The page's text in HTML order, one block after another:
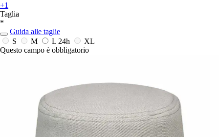
+1
Taglia
*
Guida alle taglie
S
M L 24h
XL
Questo campo è obbligatorio